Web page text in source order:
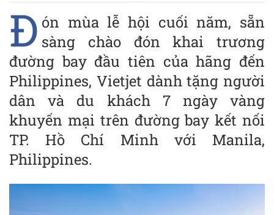
Đ ón mùa lễ hội cuối năm, sẵn
sàng chào đón khai trương
đường bay đầu tiên của hãng đến
Philippines, Vietjet dành tặng người
dân và du khách 7 ngày vàng
khuyến mại trên đường bay kết nối
TP. Hồ Chí Minh với Manila,
Philippines.